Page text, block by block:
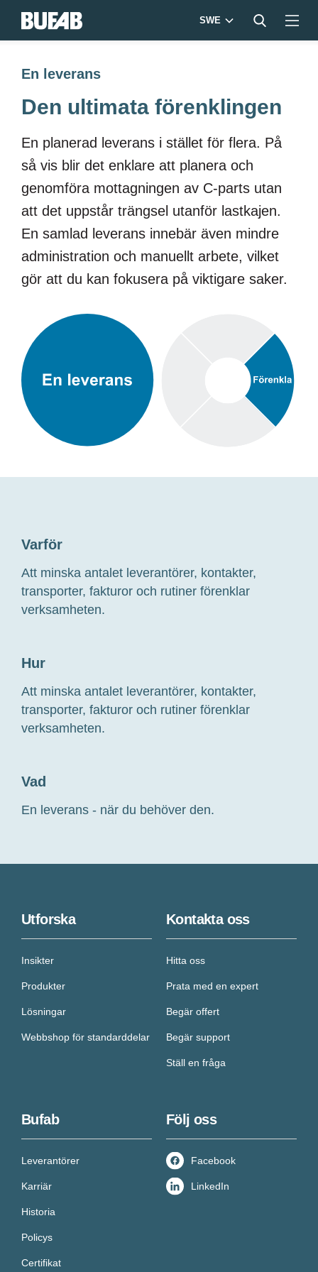
SWE
En leverans
Den ultimata förenklingen
En planerad leverans i stället för flera. På
så vis blir det enklare att planera och
genomföra mottagningen av C-parts utan
att det uppstår trängsel utanför lastkajen.
En samlad leverans innebär även mindre
administration och manuellt arbete, vilket
gör att du kan fokusera på viktigare saker.
Varför
Att minska antalet leverantörer, kontakter,
transporter, fakturor och rutiner förenklar
verksamheten.
Hur
Att minska antalet leverantörer, kontakter,
transporter, fakturor och rutiner förenklar
verksamheten.
Vad
En leverans - när du behöver den.
Utforska
Insikter
Produkter
Lösningar
Webbshop för standarddelar
Kontakta oss
Hitta oss
Prata med en expert
Begär offert
Begär support
Ställ en fråga
Bufab
Leverantörer
Karriär
Historia
Policys
Certifikat
Följ oss
Facebook
LinkedIn